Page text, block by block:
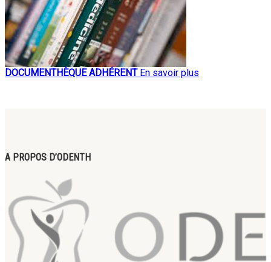
DOCUMENTHÈQUE ADHÉRENT En savoir plus
A PROPOS D’ODENTH